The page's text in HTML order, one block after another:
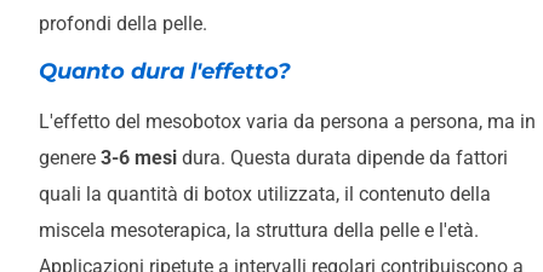
profondi della pelle.
Quanto dura l'effetto?
L'effetto del mesobotox varia da persona a persona, ma in
genere 3-6 mesi dura. Questa durata dipende da fattori
quali la quantità di botox utilizzata, il contenuto della
miscela mesoterapica, la struttura della pelle e l'età.
Applicazioni ripetute a intervalli regolari contribuiscono a